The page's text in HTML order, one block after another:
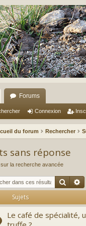
Forums
Connexion
du forum Rechercher
sans réponse
sur la recherche avancée
Sujets
Le café de spécialité,